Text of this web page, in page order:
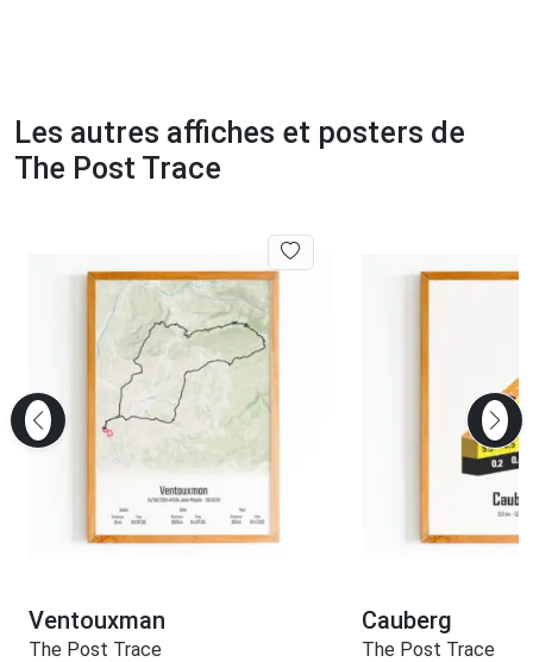
Les autres affiches et posters de
The Post Trace
Ventouxman
The Post Trace
Cauberg
The Post Trace